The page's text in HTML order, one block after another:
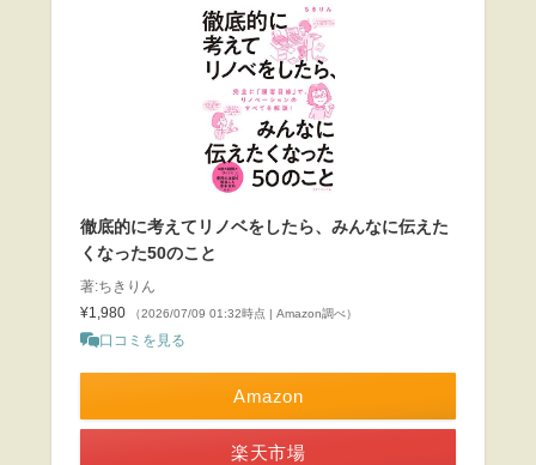
徹底的に考えてリノベをしたら、みんなに伝えた
くなった50のこと
著:ちきりん
¥1,980
（2026/07/09 01:32時点 | Amazon調べ）
口コミを見る
Amazon
楽天市場